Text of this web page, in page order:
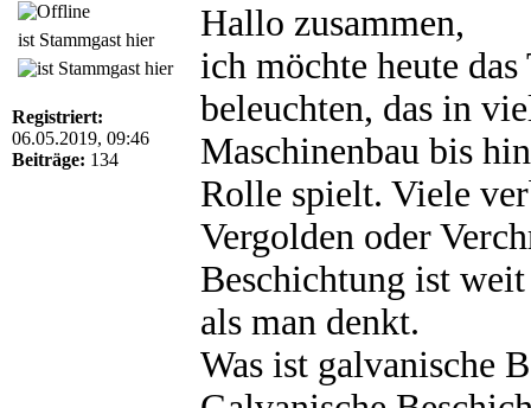
ist Stammgast hier
Registriert:
06.05.2019, 09:46
Beiträge: 134
Hallo zusammen,
ich möchte heute
beleuchten, das in
Maschinenbau bis
Rolle spielt. Viele
Vergolden oder
Beschichtung ist
als man denkt.
Was ist galvanische